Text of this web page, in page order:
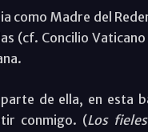
como Madre del
(cf. Concilio
de ella, en esta
conmigo. (Los